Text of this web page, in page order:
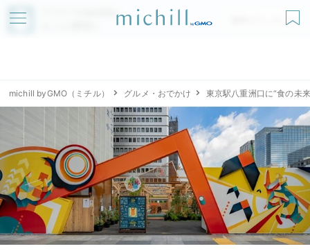
アプリでmichillが
無料ダウンロード
michill byGMO（ミチル） グルメ・おでかけ 東京駅八重洲口に“食の未